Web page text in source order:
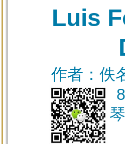
Luis
作者：佚